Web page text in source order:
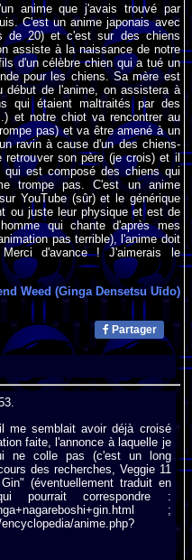
anime que j'avais trouvé par
C'est un anime japonais avec
de 20) et c'est sur des chiens
assiste à la naissance de notre
d'un célèbre chien qui a tué un
pour les chiens. Sa mère est
début de l'anime, on assistera à
qui étaient maltraités par des
et notre chiot va rencontrer au
pas) et va être amené à un
ravin à cause d'un des chiens-
retrouver son père (je crois) et il
est composé des chiens qui
trompe pas. C'est un anime
YouTube (sûr) et le générique
ou juste leur physique et est de
qui chante d'après mes
pas terrible), l'anime doit
d'avance ! J'aimerais le
Weed (Ginga Densetsu Uīdo)
Partager
me semblait avoir déjà croisé
faite, l'annonce à laquelle je
ne colle pas (c'est un long
des recherches, Veggie 11
(éventuellement traduit en
pourrait correspondre :
;
anime.php?